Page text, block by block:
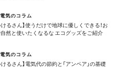
電気のコラム
るさん】使うだけで地球に優しくできる！お
然と使いたくなるな エコグッズをご紹介
電気のコラム
るさん】電気代の節約と「アンペア」の基礎